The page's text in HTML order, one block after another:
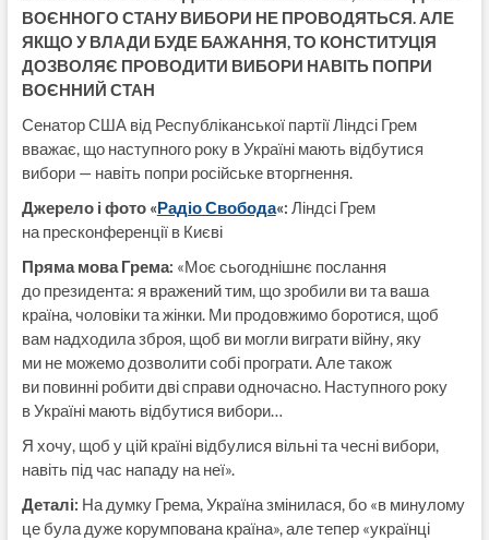
ВОЄННОГО СТАНУ ВИБОРИ НЕ ПРОВОДЯТЬСЯ. АЛЕ
ЯКЩО У ВЛАДИ БУДЕ БАЖАННЯ, ТО КОНСТИТУЦІЯ
ДОЗВОЛЯЄ ПРОВОДИТИ ВИБОРИ НАВІТЬ ПОПРИ
ВОЄННИЙ СТАН
Сенатор США від Республіканської партії Ліндсі Грем
вважає, що наступного року в Україні мають відбутися
вибори — навіть попри російське вторгнення.
Джерело і фото «Радіо Свобода«: Ліндсі Грем
на пресконференції в Києві
Пряма мова Грема: «Моє сьогоднішнє послання
до президента: я вражений тим, що зробили ви та ваша
країна, чоловіки та жінки. Ми продовжимо боротися, щоб
вам надходила зброя, щоб ви могли виграти війну, яку
ми не можемо дозволити собі програти. Але також
ви повинні робити дві справи одночасно. Наступного року
в Україні мають відбутися вибори…
Я хочу, щоб у цій країні відбулися вільні та чесні вибори,
навіть під час нападу на неї».
Деталі: На думку Грема, Україна змінилася, бо «в минулому
це була дуже корумпована країна», але тепер «українці